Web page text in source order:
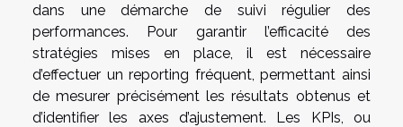
dans une démarche de suivi régulier des
performances. Pour garantir l’efficacité des
stratégies mises en place, il est nécessaire
d’effectuer un reporting fréquent, permettant ainsi
de mesurer précisément les résultats obtenus et
d’identifier les axes d’ajustement. Les KPIs, ou